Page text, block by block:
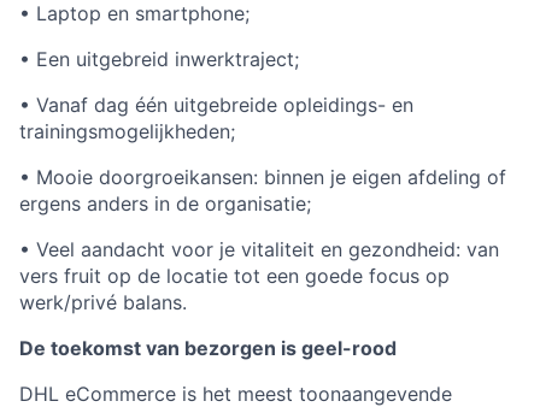
• Laptop en smartphone;
• Een uitgebreid inwerktraject;
• Vanaf dag één uitgebreide opleidings- en
trainingsmogelijkheden;
• Mooie doorgroeikansen: binnen je eigen afdeling of
ergens anders in de organisatie;
• Veel aandacht voor je vitaliteit en gezondheid: van
vers fruit op de locatie tot een goede focus op
werk/privé balans.
De toekomst van bezorgen is geel-rood
DHL eCommerce is het meest toonaangevende